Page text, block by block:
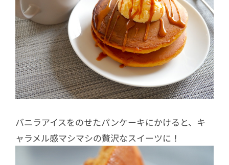
バニラアイスをのせたパンケーキにかけると、キ
ャラメル感マシマシの贅沢なスイーツに！